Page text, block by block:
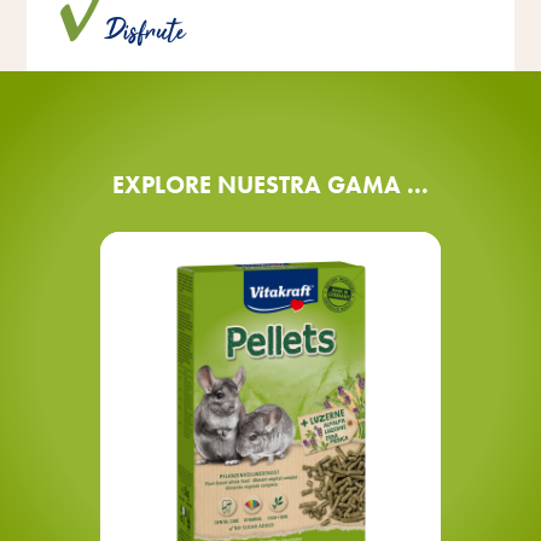
Disfrute
natural, sin azúcares añadidos ni colorantes ni
conservantes artificiales.
EXPLORE NUESTRA GAMA ...